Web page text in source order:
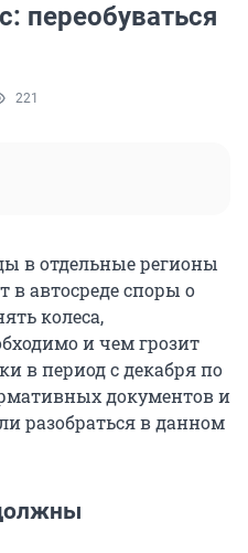
переобуваться
221
в отдельные регионы
автосреде споры о
колеса,
и чем грозит
в период с декабря по
документов и
разобраться в данном